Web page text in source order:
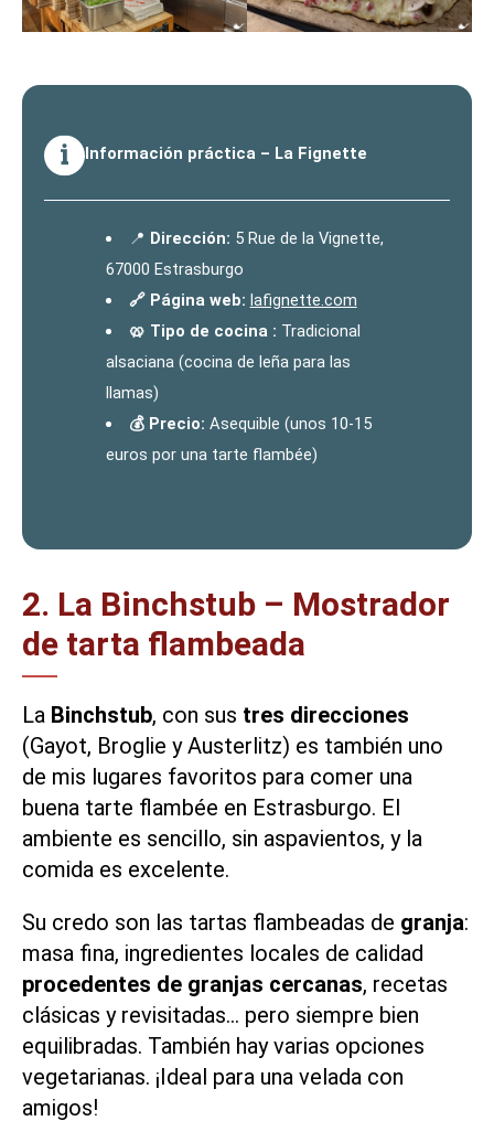
Información práctica – La Fignette
📍 Dirección: 5 Rue de la Vignette,
67000 Estrasburgo
🔗 Página web: lafignette.com
🥨 Tipo de cocina : Tradicional
alsaciana (cocina de leña para las
llamas)
💰 Precio: Asequible (unos 10-15
euros por una tarte flambée)
2. La Binchstub – Mostrador
de tarta flambeada
La Binchstub, con sus tres direcciones
(Gayot, Broglie y Austerlitz) es también uno
de mis lugares favoritos para comer una
buena tarte flambée en Estrasburgo. El
ambiente es sencillo, sin aspavientos, y la
comida es excelente.
Su credo son las tartas flambeadas de granja:
masa fina, ingredientes locales de calidad
procedentes de granjas cercanas, recetas
clásicas y revisitadas… pero siempre bien
equilibradas. También hay varias opciones
vegetarianas. ¡Ideal para una velada con
amigos!